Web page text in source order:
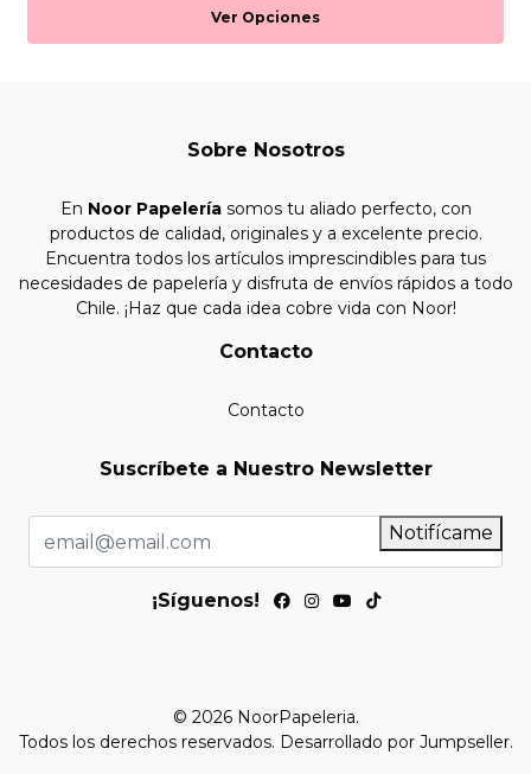
Ver Opciones
Sobre Nosotros
En Noor Papeleríasomos tu aliado perfecto, con
productos de calidad, originales y a excelente precio.
Encuentra todos los artículos imprescindibles para tus
necesidades de papelería y disfruta de envíos rápidos a todo
Chile. ¡Haz que cada idea cobre vida con Noor!
Contacto
Contacto
Suscríbete a Nuestro Newsletter
Notifícame
¡Síguenos!
© 2026 NoorPapeleria.
Todos los derechos reservados. Desarrollado por Jumpseller.